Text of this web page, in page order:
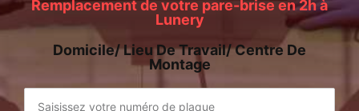
Remplacement de votre pare-brise en 2h à
Lunery
Domicile/ Lieu De Travail/ Centre De
Montage